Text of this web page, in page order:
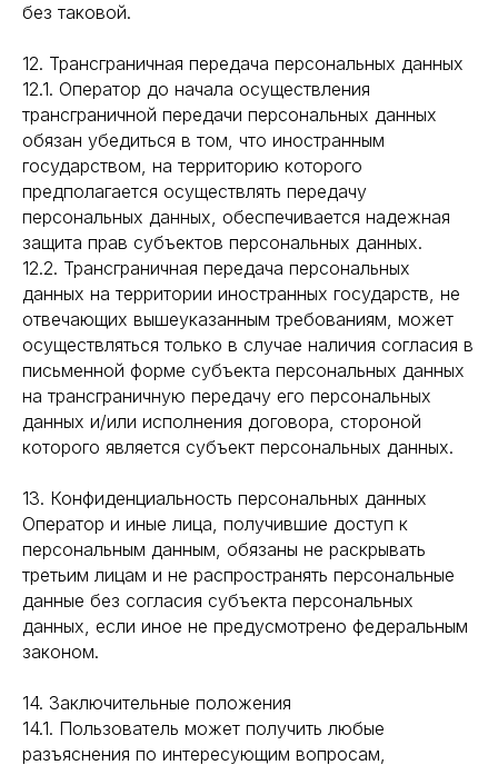
без таковой.
12. Трансграничная передача персональных данных
12.1. Оператор до начала осуществления
трансграничной передачи персональных данных
обязан убедиться в том, что иностранным
государством, на территорию которого
предполагается осуществлять передачу
персональных данных, обеспечивается надежная
защита прав субъектов персональных данных.
12.2. Трансграничная передача персональных
данных на территории иностранных государств, не
отвечающих вышеуказанным требованиям, может
осуществляться только в случае наличия согласия в
письменной форме субъекта персональных данных
на трансграничную передачу его персональных
данных и/или исполнения договора, стороной
которого является субъект персональных данных.
13. Конфиденциальность персональных данных
Оператор и иные лица, получившие доступ к
персональным данным, обязаны не раскрывать
третьим лицам и не распространять персональные
данные без согласия субъекта персональных
данных, если иное не предусмотрено федеральным
законом.
14. Заключительные положения
14.1. Пользователь может получить любые
разъяснения по интересующим вопросам,